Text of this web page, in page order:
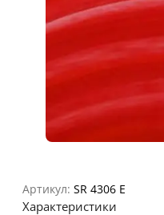
Артикул: SR 4306 E
Характеристики